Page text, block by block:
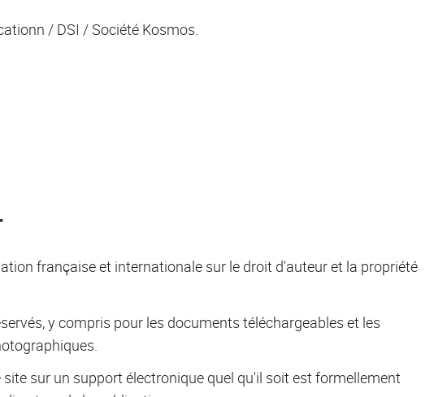
/ DSI / Société Kosmos.
française et internationale sur le droit d'auteur et la propriété
y compris pour les documents téléchargeables et les
sur un support électronique quel qu'il soit est formellement